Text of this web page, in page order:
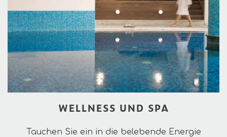
WELLNESS UND SPA
Tauchen Sie ein in die belebende Energie